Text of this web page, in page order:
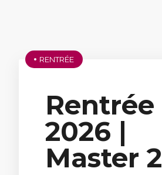
RENTRÉE
Rentrée
2026 |
Master 2